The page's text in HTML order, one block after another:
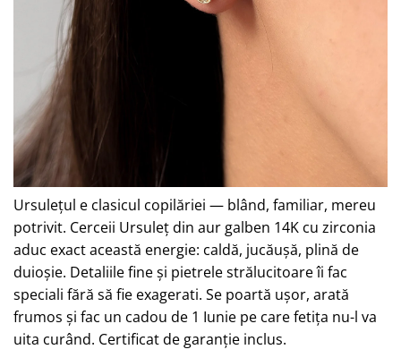
Ursulețul e clasicul copilăriei — blând, familiar, mereu
potrivit. Cerceii Ursuleț din aur galben 14K cu zirconia
aduc exact această energie: caldă, jucăușă, plină de
duioșie. Detaliile fine și pietrele strălucitoare îi fac
speciali fără să fie exagerati. Se poartă ușor, arată
frumos și fac un cadou de 1 Iunie pe care fetița nu-l va
uita curând. Certificat de garanție inclus.